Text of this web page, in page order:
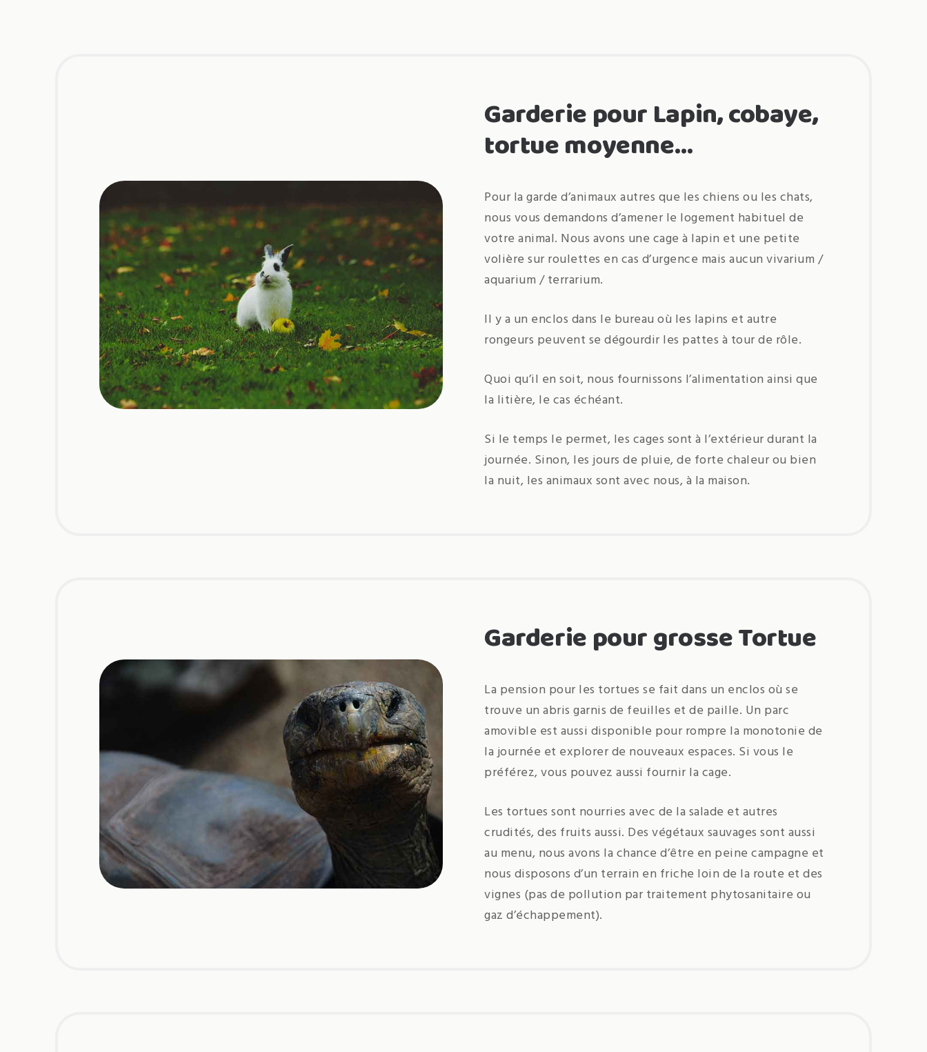
Garderie pour Lapin, cobaye,
tortue moyenne…
Pour la garde d’animaux autres que les chiens ou les chats,
nous vous demandons d’amener le logement habituel de
votre animal. Nous avons une cage à lapin et une petite
volière sur roulettes en cas d’urgence mais aucun vivarium /
aquarium / terrarium.
Il y a un enclos dans le bureau où les lapins et autre
rongeurs peuvent se dégourdir les pattes à tour de rôle.
Quoi qu’il en soit, nous fournissons l’alimentation ainsi que
la litière, le cas échéant.
Si le temps le permet, les cages sont à l’extérieur durant la
journée. Sinon, les jours de pluie, de forte chaleur ou bien
la nuit, les animaux sont avec nous, à la maison.
Garderie pour grosse Tortue
La pension pour les tortues se fait dans un enclos où se
trouve un abris garnis de feuilles et de paille. Un parc
amovible est aussi disponible pour rompre la monotonie de
la journée et explorer de nouveaux espaces. Si vous le
préférez, vous pouvez aussi fournir la cage.
Les tortues sont nourries avec de la salade et autres
crudités, des fruits aussi. Des végétaux sauvages sont aussi
au menu, nous avons la chance d’être en peine campagne et
nous disposons d’un terrain en friche loin de la route et des
vignes (pas de pollution par traitement phytosanitaire ou
gaz d’échappement).